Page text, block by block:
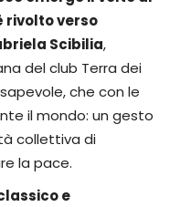
rivolto verso
Scibilia,
del club Terra dei
che con le
il mondo: un gesto
collettiva di
la pace.
e